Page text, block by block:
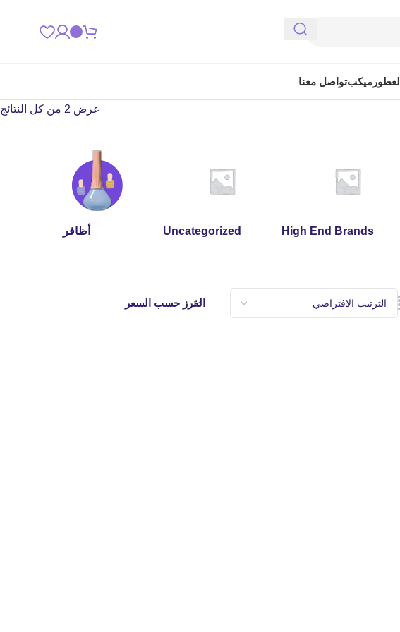
العطورميكبتواصل معنا
عرض ⁦2⁩ من كل النتائج
High End Brands
Uncategorized أظافر
الفرز حسب السعر